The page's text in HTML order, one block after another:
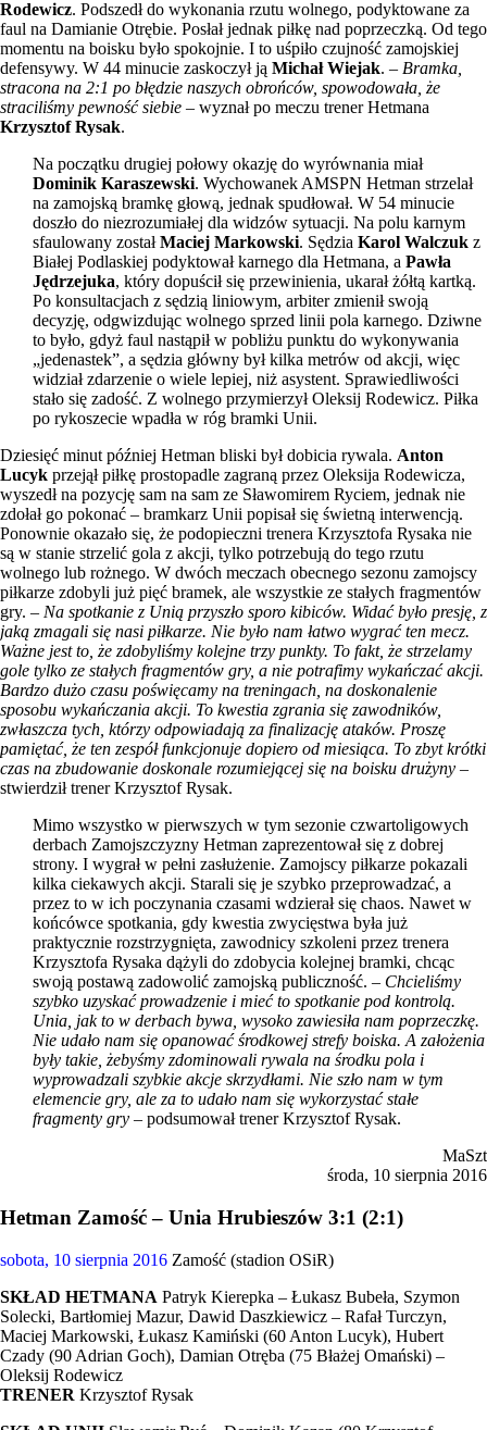
Rodewicz. Podszedł do wykonania rzutu wolnego, podyktowane za
faul na Damianie Otrębie. Posłał jednak piłkę nad poprzeczką. Od tego
momentu na boisku było spokojnie. I to uśpiło czujność zamojskiej
defensywy. W 44 minucie zaskoczył ją Michał Wiejak. – Bramka,
stracona na 2:1 po błędzie naszych obrońców, spowodowała, że
straciliśmy pewność siebie – wyznał po meczu trener Hetmana
Krzysztof Rysak.
Na początku drugiej połowy okazję do wyrównania miał
Dominik Karaszewski. Wychowanek AMSPN Hetman strzelał
na zamojską bramkę głową, jednak spudłował. W 54 minucie
doszło do niezrozumiałej dla widzów sytuacji. Na polu karnym
sfaulowany zostałMaciej Markowski. Sędzia Karol Walczuk z
Białej Podlaskiej podyktował karnego dla Hetmana, a Pawła
Jędrzejuka, który dopuścił się przewinienia, ukarał żółtą kartką.
Po konsultacjach z sędzią liniowym, arbiter zmienił swoją
decyzję, odgwizdując wolnego sprzed linii pola karnego. Dziwne
to było, gdyż faul nastąpił w pobliżu punktu do wykonywania
„jedenastek”, a sędzia główny był kilka metrów od akcji, więc
widział zdarzenie o wiele lepiej, niż asystent. Sprawiedliwości
stało się zadość. Z wolnego przymierzył Oleksij Rodewicz. Piłka
po rykoszecie wpadła w róg bramki Unii.
Dziesięć minut później Hetman bliski był dobicia rywala. Anton
Lucyk przejął piłkę prostopadle zagraną przez Oleksija Rodewicza,
wyszedł na pozycję sam na sam ze Sławomirem Ryciem, jednak nie
zdołał go pokonać – bramkarz Unii popisał się świetną interwencją.
Ponownie okazało się, że podopieczni trenera Krzysztofa Rysaka nie
są w stanie strzelić gola z akcji, tylko potrzebują do tego rzutu
wolnego lub rożnego. W dwóch meczach obecnego sezonu zamojscy
piłkarze zdobyli już pięć bramek, ale wszystkie ze stałych fragmentów
gry. – Na spotkanie z Unią przyszło sporo kibiców. Widać było presję, z
jaką zmagali się nasi piłkarze. Nie było nam łatwo wygrać ten mecz.
Ważne jest to, że zdobyliśmy kolejne trzy punkty. To fakt, że strzelamy
gole tylko ze stałych fragmentów gry, a nie potrafimy wykańczać akcji.
Bardzo dużo czasu poświęcamy na treningach, na doskonalenie
sposobu wykańczania akcji. To kwestia zgrania się zawodników,
zwłaszcza tych, którzy odpowiadają za finalizację ataków. Proszę
pamiętać, że ten zespół funkcjonuje dopiero od miesiąca. To zbyt krótki
czas na zbudowanie doskonale rozumiejącej się na boisku drużyny –
stwierdził trener Krzysztof Rysak.
Mimo wszystko w pierwszych w tym sezonie czwartoligowych
derbach Zamojszczyzny Hetman zaprezentował się z dobrej
strony. I wygrał w pełni zasłużenie. Zamojscy piłkarze pokazali
kilka ciekawych akcji. Starali się je szybko przeprowadzać, a
przez to w ich poczynania czasami wdzierał się chaos. Nawet w
końcówce spotkania, gdy kwestia zwycięstwa była już
praktycznie rozstrzygnięta, zawodnicy szkoleni przez trenera
Krzysztofa Rysaka dążyli do zdobycia kolejnej bramki, chcąc
swoją postawą zadowolić zamojską publiczność. – Chcieliśmy
szybko uzyskać prowadzenie i mieć to spotkanie pod kontrolą.
Unia, jak to w derbach bywa, wysoko zawiesiła nam poprzeczkę.
Nie udało nam się opanować środkowej strefy boiska. A założenia
były takie, żebyśmy zdominowali rywala na środku pola i
wyprowadzali szybkie akcje skrzydłami. Nie szło nam w tym
elemencie gry, ale za to udało nam się wykorzystać stałe
fragmenty gry – podsumował trener Krzysztof Rysak.
MaSzt
środa, 10 sierpnia 2016
Hetman Zamość – Unia Hrubieszów 3:1 (2:1)
sobota, 10 sierpnia 2016 Zamość (stadion OSiR)
SKŁAD HETMANA Patryk Kierepka – Łukasz Bubeła, Szymon
Solecki, Bartłomiej Mazur, Dawid Daszkiewicz – Rafał Turczyn,
Maciej Markowski, Łukasz Kamiński (60 Anton Lucyk), Hubert
Czady (90 Adrian Goch), Damian Otręba (75 Błażej Omański) –
Oleksij Rodewicz
TRENER Krzysztof Rysak